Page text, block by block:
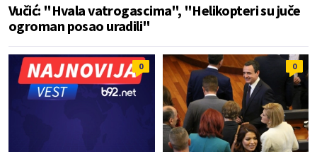
Vučić: "Hvala vatrogascima", "Helikopteri su juče
ogroman posao uradili"
0 0